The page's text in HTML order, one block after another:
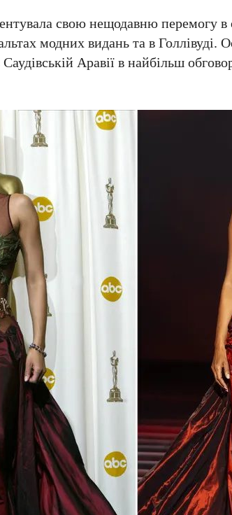
свою нещодавню перемогу
модних видань та в Голлівуді.
Аравії в найбільш